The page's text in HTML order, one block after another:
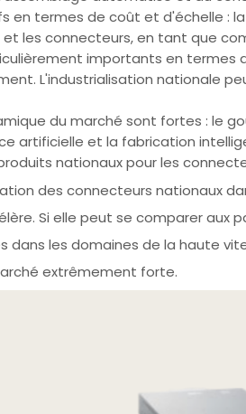
en termes de coût et d'échelle :
les connecteurs, en tant que
importants en termes
L'industrialisation nationale
du marché sont fortes : le
artificielle et la fabrication
nationaux pour les
des connecteurs nationaux
Si elle peut se comparer aux
dans les domaines de la haute
extrêmement forte.